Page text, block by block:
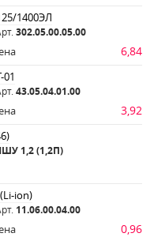
1400ЭЛ
302.05.00.05.00
6,84
43.05.04.01.00
3,92
1,2 (1,2П)
ion)
11.06.00.04.00
0,96